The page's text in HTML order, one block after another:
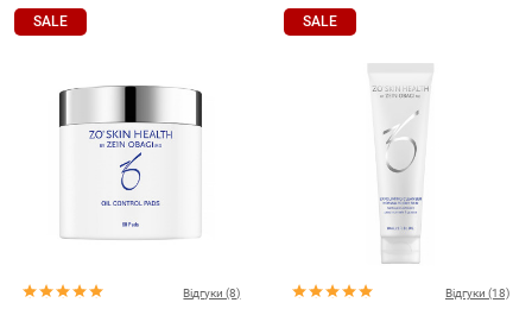
SALE
Відгуки (8)
SALE
Відгуки (18)